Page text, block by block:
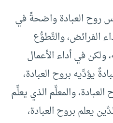
روح العبادة واضحةً في
الفرائض، والتَّطوُّع
ولكن في أداء الأعمال
يؤدِّيه بروح العبادة،
والمعلِّم الذي يعلِّم
يعلم بروح العبادة،